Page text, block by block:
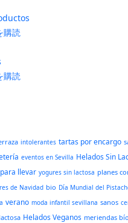
購読
購読
intolerantes tartas por encargo
eventos en Sevilla Helados Sin
llevar yogures sin lactosa planes
de Navidad bio Día Mundial del
verano moda infantil sevillana sanos
Helados Veganos meriendas bío